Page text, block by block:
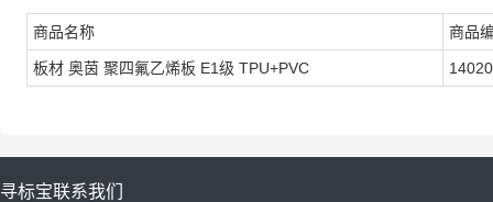
商品名称 商品
板材 奥茵 聚四氟乙烯板 E1级 TPU+PVC
寻标宝联系我们